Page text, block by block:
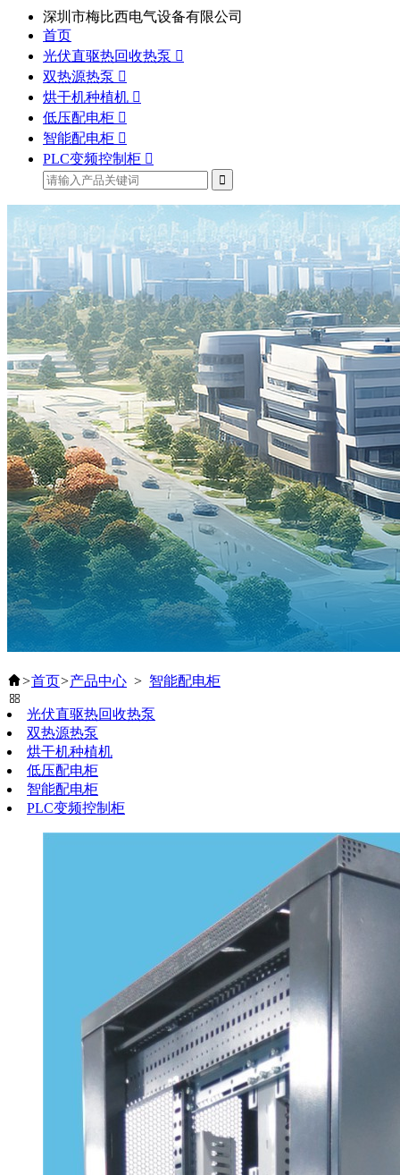
深圳市梅比西电气设备有限公司
首页
光伏直驱热回收热泵
双热源热泵
烘干机种植机
低压配电柜
智能配电柜
PLC变频控制柜
>首页>产品中心 > 智能配电柜
光伏直驱热回收热泵
双热源热泵
烘干机种植机
低压配电柜
智能配电柜
PLC变频控制柜